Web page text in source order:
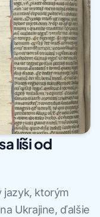
líši od
jazyk, ktorým
Ukrajine, ďalšie